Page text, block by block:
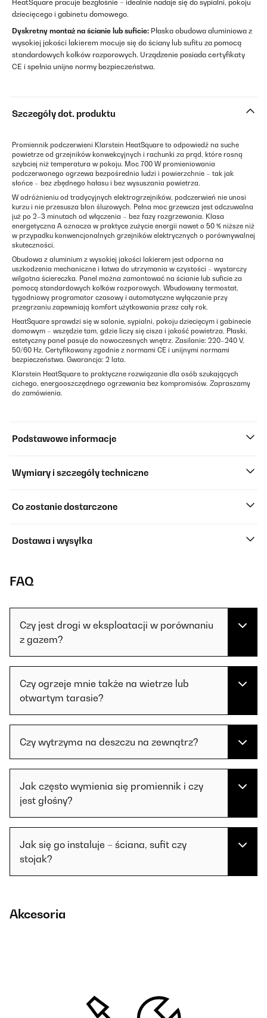
HeatSquare pracuje bezgłośnie – idealnie nadaje się do sypialni, pokoju
dziecięcego i gabinetu domowego.
Dyskretny montaż na ścianie lub suficie: Płaska obudowa aluminiowa z
wysokiej jakości lakierem mocuje się do ściany lub sufitu za pomocą
standardowych kołków rozporowych. Urządzenie posiada certyfikaty
CE i spełnia unijne normy bezpieczeństwa.
Szczegóły dot. produktu
Promiennik podczerwieni Klarstein HeatSquare to odpowiedź na suche
powietrze od grzejników konwekcyjnych i rachunki za prąd, które rosną
szybciej niż temperatura w pokoju. Moc 700 W promieniowania
podczerwonego ogrzewa bezpośrednio ludzi i powierzchnie – tak jak
słońce – bez zbędnego hałasu i bez wysuszania powietrza.
W odróżnieniu od tradycyjnych elektrogrzejników, podczerwień nie unosi
kurzu i nie przesusza błon śluzowych. Pełna moc grzewcza jest odczuwalna
już po 2–3 minutach od włączenia – bez fazy rozgrzewania. Klasa
energetyczna A oznacza w praktyce zużycie energii nawet o 50 % niższe niż
w przypadku konwencjonalnych grzejników elektrycznych o porównywalnej
skuteczności.
Obudowa z aluminium z wysokiej jakości lakierem jest odporna na
uszkodzenia mechaniczne i łatwa do utrzymania w czystości – wystarczy
wilgotna ściereczka. Panel można zamontować na ścianie lub suficie za
pomocą standardowych kołków rozporowych. Wbudowany termostat,
tygodniowy programator czasowy i automatyczne wyłączanie przy
przegrzaniu zapewniają komfort użytkowania przez cały rok.
HeatSquare sprawdzi się w salonie, sypialni, pokoju dziecięcym i gabinecie
domowym – wszędzie tam, gdzie liczy się cisza i jakość powietrza. Płaski,
estetyczny panel pasuje do nowoczesnych wnętrz. Zasilanie: 220–240 V,
50/60 Hz. Certyfikowany zgodnie z normami CE i unijnymi normami
bezpieczeństwa. Gwarancja: 2 lata.
Klarstein HeatSquare to praktyczne rozwiązanie dla osób szukających
cichego, energooszczędnego ogrzewania bez kompromisów. Zapraszamy
do zamówienia.
Podstawowe informacje
Wymiary i szczegóły techniczne
Co zostanie dostarczone
Dostawa i wysyłka
FAQ
Czy jest drogi w eksploatacji w porównaniu
z gazem?
Czy ogrzeje mnie także na wietrze lub
otwartym tarasie?
Czy wytrzyma na deszczu na zewnątrz?
Jak często wymienia się promiennik i czy
jest głośny?
Jak się go instaluje – ściana, sufit czy
stojak?
Akcesoria